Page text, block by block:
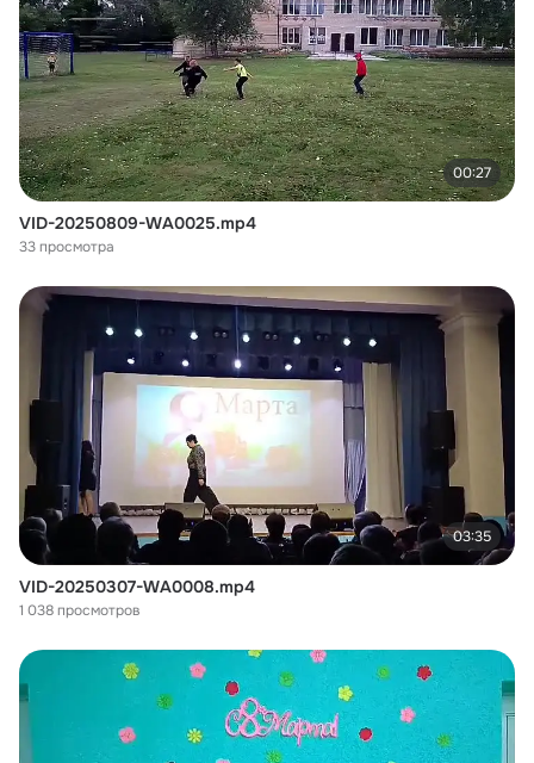
00:27
VID-20250809-WA0025.mp4
33 просмотра
03:35
VID-20250307-WA0008.mp4
1 038 просмотров